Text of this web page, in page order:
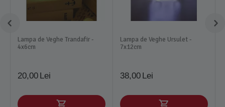
Lampa de Veghe Trandafir -
4x6cm
20,00 Lei
Lampa de Veghe Ursulet -
7x12cm
38,00 Lei